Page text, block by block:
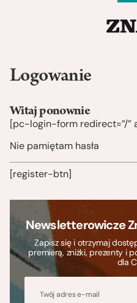
Logowanie
Witaj ponownie
[pc-login-form redirect=”/”
Nie pamiętam hasła
[register-btn]
Newsletterowicze
Zapisz się i otrzymaj
premierą, zniżki, prezenty i
dla